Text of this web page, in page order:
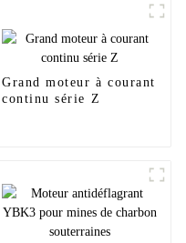
Grand moteur à courant
continu série Z